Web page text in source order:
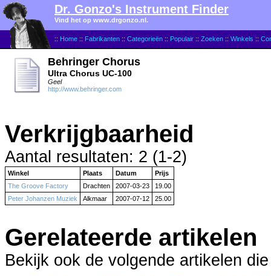
:: Home :: Fabrikanten :: Categorieën :: Populair :: Zoeken :: Winkels ::
Dr. Gonzo's Instrument Finder
Vind het op www.drgonzo.nl.
Behringer Chorus
Ultra Chorus UC-100
Geel
http://www.behringer.com
Verkrijgbaarheid
Aantal resultaten: 2 (1-2)
Winkel Plaats Datum
Prijs
The Groove Factory
Drachten 2007-03-23
19.00
Peter Johanzen Muziek
Alkmaar 2007-07-12 25.00
Gerelateerde artikelen
Bekijk ook de volgende artikelen